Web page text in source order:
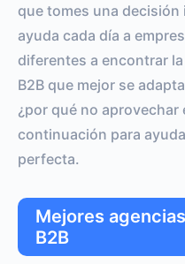
que tomes una
ayuda cada día a
diferentes a encontrar
B2B que mejor se
¿por qué no
continuación para
perfecta.
Mejores
B2B